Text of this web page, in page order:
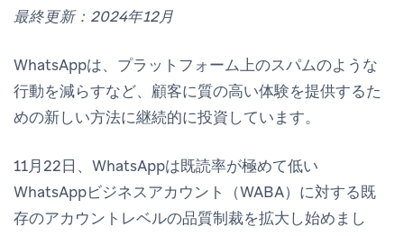
最終更新：2024年12月
WhatsAppは、プラットフォーム上のスパムのような
行動を減らすなど、顧客に質の高い体験を提供するた
めの新しい方法に継続的に投資しています。
11月22日、WhatsAppは既読率が極めて低い
WhatsAppビジネスアカウント（WABA）に対する既
存のアカウントレベルの品質制裁を拡大し始めまし